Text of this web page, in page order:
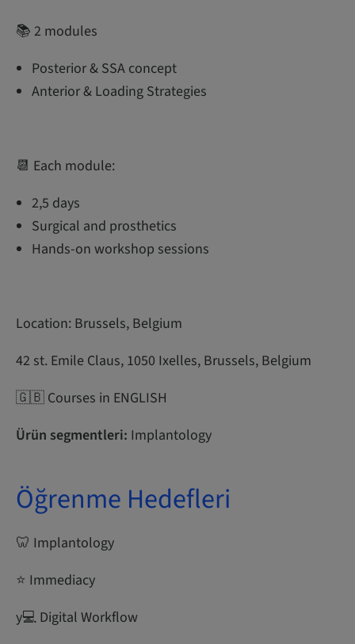
📚 2 modules
Posterior & SSA concept
Anterior & Loading Strategies
📆 Each module:
2,5 days
Surgical and prosthetics
Hands-on workshop sessions
Location: Brussels, Belgium
42 st. Emile Claus, 1050 Ixelles, Brussels, Belgium
🇬🇧 Courses in ENGLISH
Ürün segmentleri: Implantology
Öğrenme Hedefleri
🦷 Implantology
⭐ Immediacy
y‍💻 Digital Workflow